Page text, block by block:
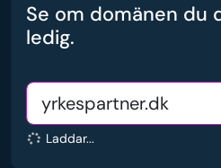
Se om domänen du
ledig.
Laddar...